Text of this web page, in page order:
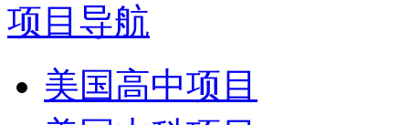
项目导航
美国高中项目